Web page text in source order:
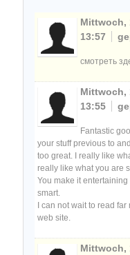
Mittwoch,
13:57
смотреть
Mittwoch,
13:55
Fantastic
your stuff previous to
too great. I really like
really like what you are
You make it
smart.
I can not wait to read
web site.
Mittwoch,